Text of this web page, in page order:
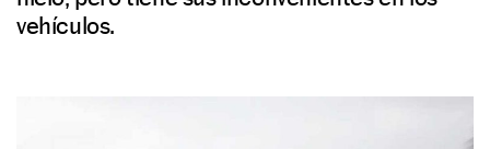
vehículos.